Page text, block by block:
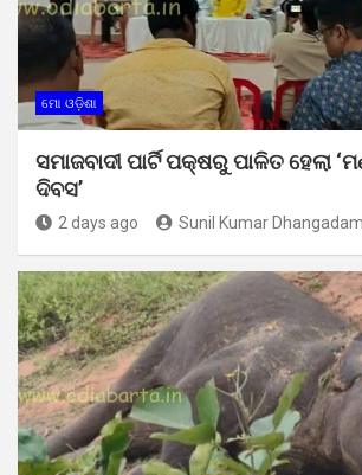
ମୋ ଓଡ଼ିଶା
ସମାଜବାଦୀ ପାର୍ଟି ପକ୍ଷରୁ ପାଳିତ ହେଲା
ଦିବସ’
2 days ago Sunil Kumar